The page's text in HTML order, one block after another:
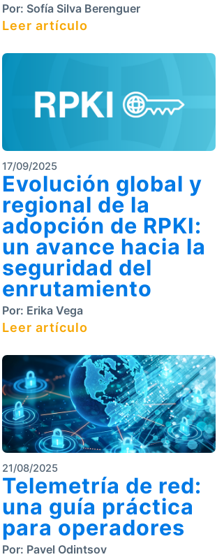
Por: Sofía Silva Berenguer
Leer artículo
17/09/2025
Evolución global y
regional de la
adopción de RPKI:
un avance hacia la
seguridad del
enrutamiento
Por: Erika Vega
Leer artículo
21/08/2025
Telemetría de red:
una guía práctica
para operadores
Por: Pavel Odintsov